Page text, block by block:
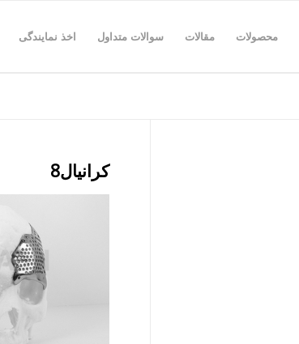
محصولات مقالات سوالات متداول اخذ نمایندگی
کرانیال8